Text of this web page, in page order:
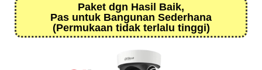
Paket dgn Hasil Baik,
Pas untuk Bangunan Sederhana
(Permukaan tidak terlalu tinggi)